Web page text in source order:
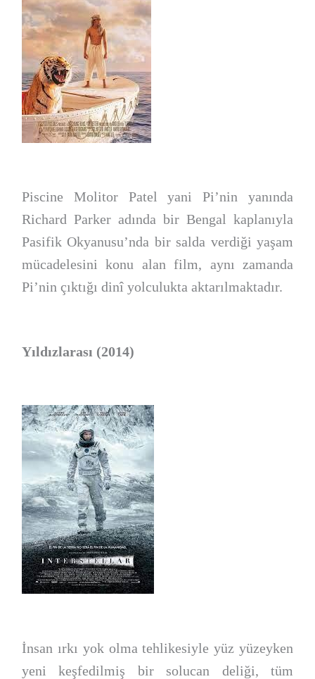
Piscine Molitor Patel yani Pi’nin yanında
Richard Parker adında bir Bengal kaplanıyla
Pasifik Okyanusu’nda bir salda verdiği yaşam
mücadelesini konu alan film, aynı zamanda
Pi’nin çıktığı dinî yolculukta aktarılmaktadır.
Yıldızlarası (2014)
İnsan ırkı yok olma tehlikesiyle yüz yüzeyken
yeni keşfedilmiş bir solucan deliği, tüm